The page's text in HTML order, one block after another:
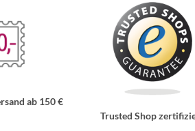
ab 150 €
Trusted Shop